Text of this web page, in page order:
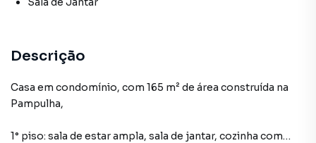
Descrição
Casa em condomínio, com 165 m² de área construída na
Pampulha,
1° piso: sala de estar ampla, sala de jantar, cozinha com